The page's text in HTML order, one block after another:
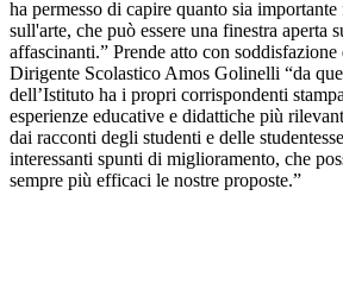
ha permesso di capire quanto sia
sull'arte, che può essere una finestra aperta
affascinanti.” Prende atto con
Dirigente Scolastico Amos Golinelli “da
dell’Istituto ha i propri corrispondenti
esperienze educative e didattiche più
dai racconti degli studenti e delle
interessanti spunti di miglioramento, che
sempre più efficaci le nostre proposte.”